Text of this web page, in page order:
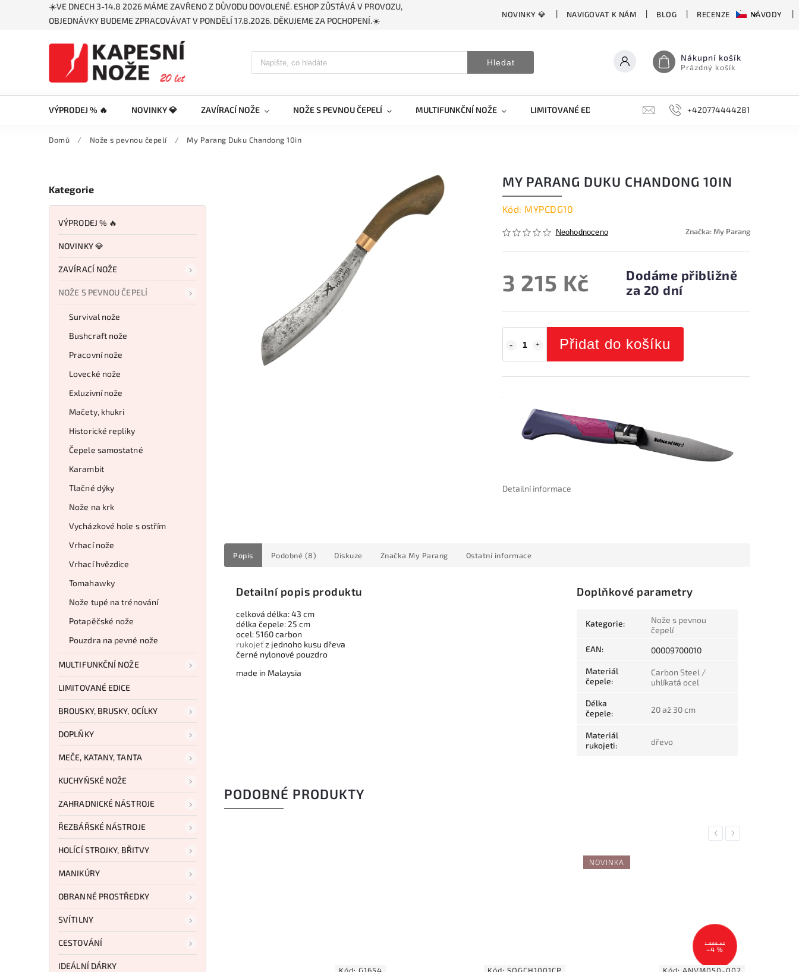
☀️VE DNECH 3-14.8 2026 MÁME ZAVŘENO Z DŮVODU DOVOLENÉ. ESHOP ZŮSTÁVÁ V PROVOZU,
OBJEDNÁVKY BUDEME ZPRACOVÁVAT V PONDĚLÍ 17.8.2026. DĚKUJEME ZA POCHOPENÍ.☀️
NOVINKY 💎 NAVIGOVAT K NÁM BLOG RECENZE NÁVODY
Hledat Nákupní košík
Prázdný košík
VÝPRODEJ % 🔥 NOVINKY 💎 ZAVÍRACÍ NOŽE NOŽE S PEVNOU ČEPELÍ MULTIFUNKČNÍ NOŽE LIMITOVANÉ EDICE BROUSKY, BRUSKY, OCÍLKY
+420774444281
Domů / Nože s pevnou čepelí / My Parang Duku Chandong 10in
Kategorie
VÝPRODEJ % 🔥
NOVINKY 💎
ZAVÍRACÍ NOŽE
NOŽE S PEVNOU ČEPELÍ
Survival nože
Bushcraft nože
Pracovní nože
Lovecké nože
Exluzivní nože
Mačety, khukri
Historické repliky
Čepele samostatné
Karambit
Tlačné dýky
Nože na krk
Vycházkové hole s ostřím
Vrhací nože
Vrhací hvězdice
Tomahawky
Nože tupé na trénování
Potapěčské nože
Pouzdra na pevné nože
MULTIFUNKČNÍ NOŽE
LIMITOVANÉ EDICE
BROUSKY, BRUSKY, OCÍLKY
DOPLŇKY
MEČE, KATANY, TANTA
KUCHYŇSKÉ NOŽE
ZAHRADNICKÉ NÁSTROJE
ŘEZBÁŘSKÉ NÁSTROJE
HOLÍCÍ STROJKY, BŘITVY
MANIKÚRY
OBRANNÉ PROSTŘEDKY
SVÍTILNY
CESTOVÁNÍ
IDEÁLNÍ DÁRKY
MY PARANG DUKU CHANDONG 10IN
Kód: MYPCDG10
Neohodnoceno Značka: My Parang
3 215 Kč
Dodáme přibližně
za 20 dní
Přidat do košíku
Detailní informace
Popis Podobné (8) Diskuze Značka My Parang Ostatní informace
Detailní popis produktu
celková délka: 43 cm
délka čepele: 25 cm
ocel: 5160 carbon
rukojeťz jednoho kusu dřeva
černé nylonové pouzdro
made in Malaysia
Doplňkové parametry
Kategorie:
Nože s pevnou
čepelí
EAN: 00009700010
Materiál
čepele:
Carbon Steel /
uhlíkatá ocel
Délka
čepele: 20 až 30 cm
Materiál
rukojeti: dřevo
PODOBNÉ PRODUKTY
Previous
NOVINKA
1 699 Kč
–4 %
Next